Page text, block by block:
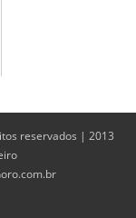
reservados | 2013